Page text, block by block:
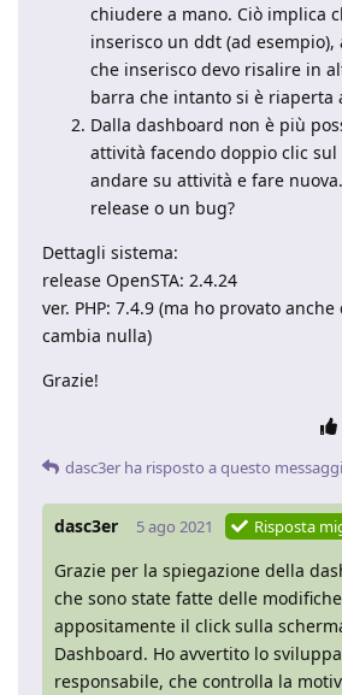
chiudere a mano. Ciò implica
inserisco un ddt (ad
che inserisco devo risalire in
barra che intanto si è riaperta
Dalla dashboard non è più
attività facendo doppio clic sul
andare su attività e fare
release o un bug?
Dettagli sistema:
release OpenSTA: 2.4.24
ver. PHP: 7.4.9 (ma ho provato
cambia nulla)
Grazie!
dasc3er ha risposto a questo
dasc3er 5 ago 2021 Risposta
Grazie per la spiegazione della
che sono state fatte delle
appositamente il click sulla
Dashboard. Ho avvertito lo
responsabile, che controlla la